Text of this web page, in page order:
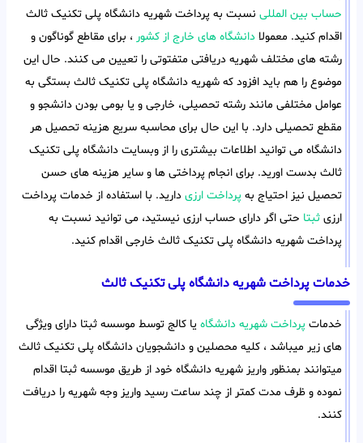
حساب بین المللی نسبت به پرداخت شهریه دانشگاه پلی تکنیک ثالث
اقدام کنید. معمولا دانشگاه های خارج از کشور ، برای مقاطع گوناگون و
رشته های مختلف شهریه دریافتی متفتوتی را تعیین می کنند. حال این
موضوع را هم باید افزود که شهریه دانشگاه پلی تکنیک ثالث بستگی به
عوامل مختلفی مانند رشته تحصیلی، خارجی و یا بومی بودن دانشجو و
مقطع تحصیلی دارد. با این حال برای محاسبه سریع هزینه تحصیل هر
دانشگاه می توانید اطلاعات بیشتری را از وبسایت دانشگاه پلی تکنیک
ثالث بدست اورید. برای انجام پرداختی ها و سایر هزینه های حسن
تحصیل نیز احتیاج به پرداخت ارزی دارید. با استفاده از خدمات پرداخت
ارزی ثبتا حتی اگر دارای حساب ارزی نیستید، می توانید نسبت به
پرداخت شهریه دانشگاه پلی تکنیک ثالث خارجی اقدام کنید.
خدمات پرداخت شهریه دانشگاه پلی تکنیک ثالث
خدمات پرداخت شهریه دانشگاه یا کالج توسط موسسه ثبتا دارای ویژگی
های زیر میباشد ، کلیه محصلین و دانشجویان دانشگاه پلی تکنیک ثالث
میتوانند بمنظور واریز شهریه دانشگاه خود از طریق موسسه ثبتا اقدام
نموده و ظرف مدت کمتر از چند ساعت رسید واریز وجه شهریه را دریافت
کنند.